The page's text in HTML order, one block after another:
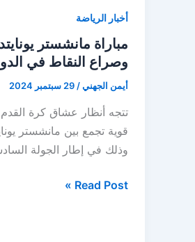
أخبار الرياضة
مباراة مانشستر
وصراع النقاط في
أيمن الجهني/29 سبتمبر 2024
تتجه أنظار عشاق كرة القدم
قوية تجمع بين مانشستر
وذلك في إطار الجولة
مباراة
Read Post »